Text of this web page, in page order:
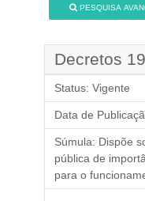
PESQUISA
Decretos
Status: Vigente
Data de
Súmula: Dispõe
pública de
para o